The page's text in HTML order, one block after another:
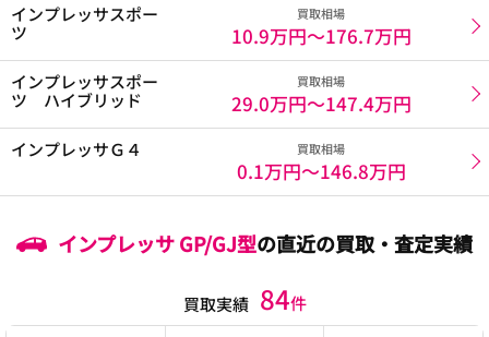
インプレッサスポー
ツ
買取相場
10.9万円〜176.7万円
インプレッサスポー
ツ ハイブリッド
買取相場
29.0万円〜147.4万円
インプレッサＧ４ 買取相場
0.1万円〜146.8万円
インプレッサ GP/GJ型の直近の買取・査定実績
買取実績 84件